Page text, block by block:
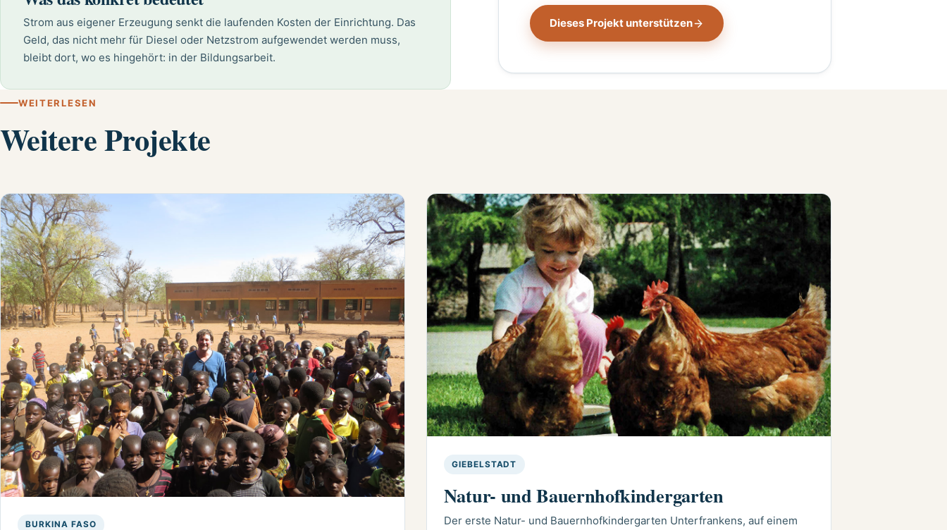
Strom aus eigener Erzeugung senkt die laufenden Kosten der Einrichtung. Das
Geld, das nicht mehr für Diesel oder Netzstrom aufgewendet werden muss,
bleibt dort, wo es hingehört: in der Bildungsarbeit.
Dieses Projekt unterstützen
WEITERLESEN
Weitere Projekte
BURKINA FASO
GIEBELSTADT
Natur- und Bauernhofkindergarten
Der erste Natur- und Bauernhofkindergarten Unterfrankens, auf einem